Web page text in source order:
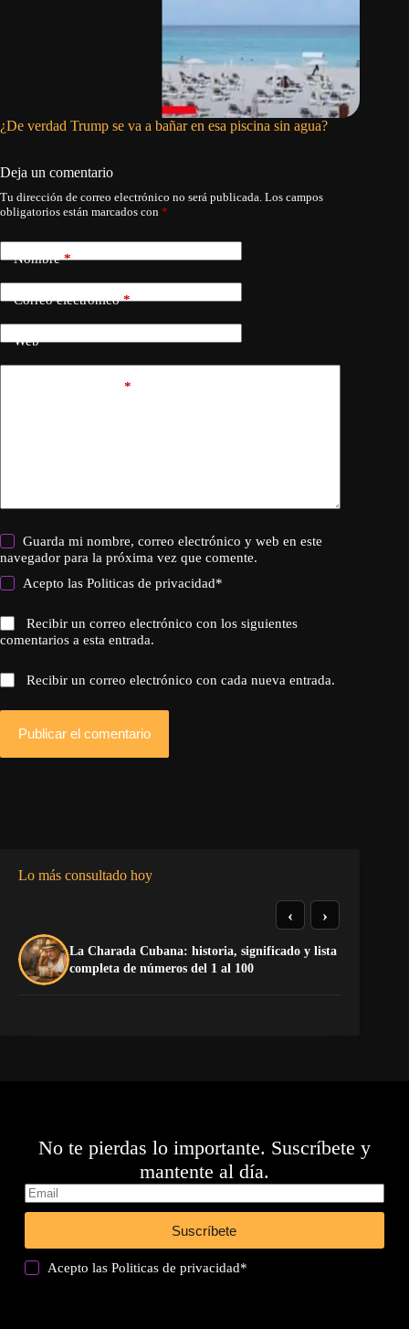
¿De verdad Trump se va a bañar en esa piscina sin agua?
Deja un comentario
Tu dirección de correo electrónico no será publicada. Los campos
obligatorios están marcados con *
Nombre*
Correo electrónico*
Web
*
Guarda mi nombre, correo electrónico y web en este
navegador para la próxima vez que comente.
Acepto lasPoliticas de privacidad*
Recibir un correo electrónico con los siguientes
comentarios a esta entrada.
Recibir un correo electrónico con cada nueva entrada.
Publicar el comentario
Lo más consultado hoy
La Charada Cubana: historia, significado y lista
completa de números del 1 al 100
‹ ›
No te pierdas lo importante. Suscríbete y
mantente al día.
Suscríbete
Acepto lasPoliticas de privacidad*